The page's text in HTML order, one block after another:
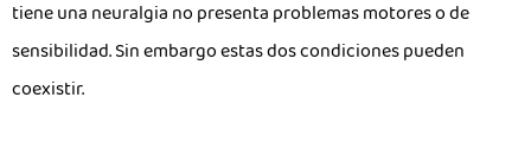
tiene una neuralgia no presenta problemas motores o de
sensibilidad. Sin embargo estas dos condiciones pueden
coexistir.